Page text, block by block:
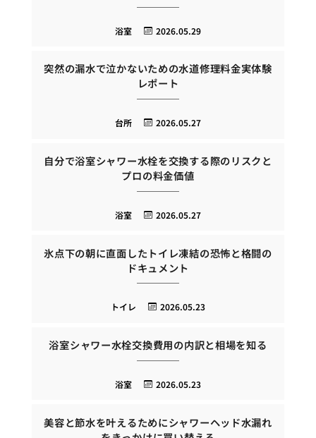
2026.05.29
浴室
突然の漏水で泣かないための水道修理料金実体験
レポート
2026.05.27
台所
自分で浴室シャワー水栓を交換する際のリスクと
プロの料金価値
2026.05.27
浴室
氷点下の朝に直面したトイレ凍結の恐怖と格闘の
ドキュメント
2026.05.23
トイレ
浴室シャワー水栓交換費用の内訳と相場を知る
2026.05.23
浴室
美容と節水を叶えるためにシャワーヘッド水漏れ